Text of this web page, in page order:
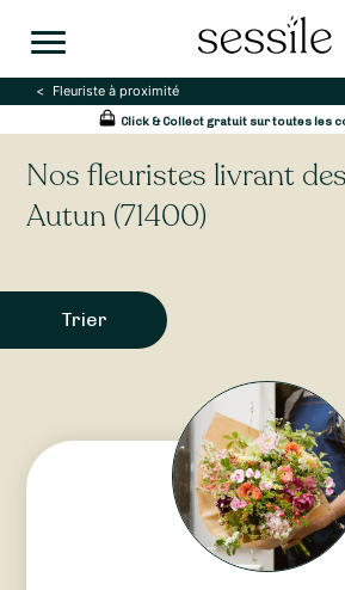
Fleuriste à proximité
Click & Collect gratuit sur toutes les
Nos fleuristes livrant
Autun (71400)
Trier